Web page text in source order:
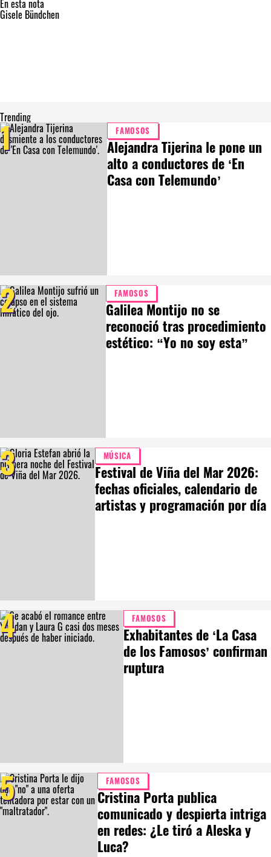
En esta nota
Gisele Bündchen
Trending
1 FAMOSOS
Alejandra Tijerina le pone un
alto a conductores de ‘En
Casa con Telemundo’
2 FAMOSOS
Galilea Montijo no se
reconoció tras procedimiento
estético: “Yo no soy esta”
3 MÚSICA
Festival de Viña del Mar 2026:
fechas oficiales, calendario de
artistas y programación por día
4 FAMOSOS
Exhabitantes de ‘La Casa
de los Famosos’ confirman
ruptura
5 FAMOSOS
Cristina Porta publica
comunicado y despierta intriga
en redes: ¿Le tiró a Aleska y
Luca?